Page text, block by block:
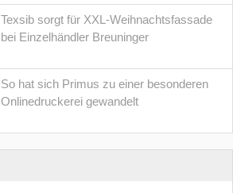
Texsib sorgt für XXL-Weihnachtsfassade
bei Einzelhändler Breuninger
So hat sich Primus zu einer besonderen
Onlinedruckerei gewandelt